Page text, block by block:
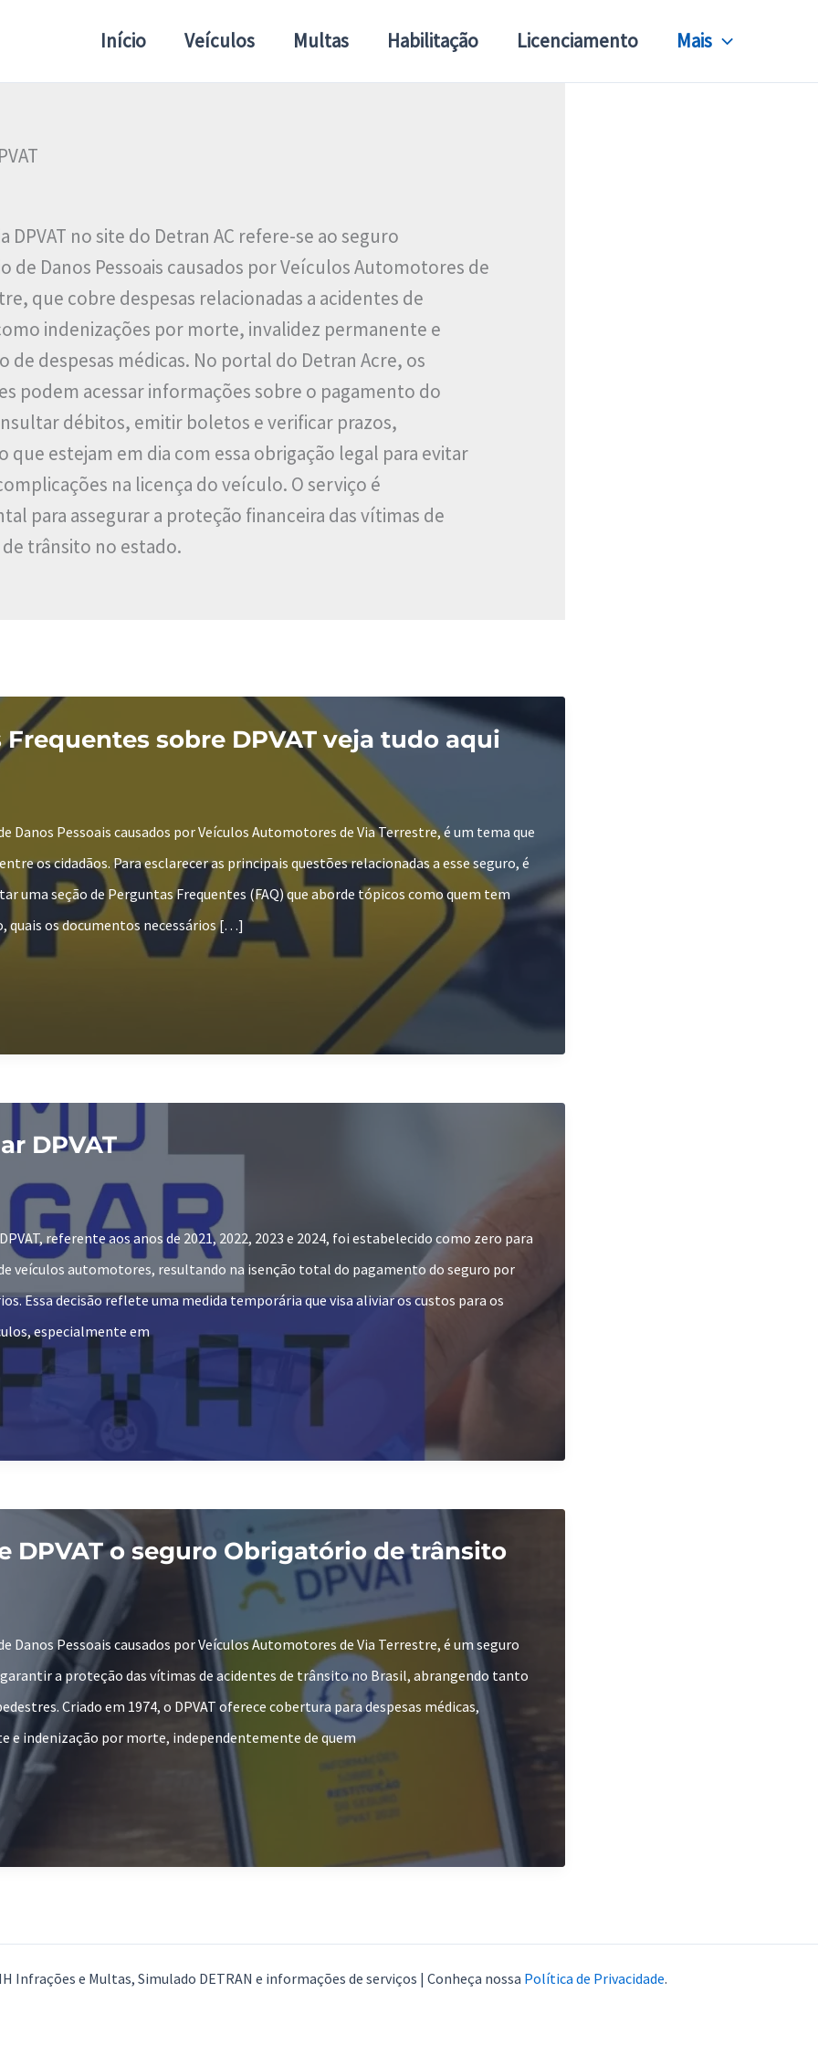
Início Veículos Multas Habilitação Licenciamento Mais
DPVAT no site do Detran AC refere-se ao seguro
de Danos Pessoais causados por Veículos Automotores de
que cobre despesas relacionadas a acidentes de
indenizações por morte, invalidez permanente e
de despesas médicas. No portal do Detran Acre, os
podem acessar informações sobre o pagamento do
débitos, emitir boletos e verificar prazos,
que estejam em dia com essa obrigação legal para evitar
na licença do veículo. O serviço é
para assegurar a proteção financeira das vítimas de
trânsito no estado.
sobre DPVAT veja tudo aqui
Danos Pessoais causados por Veículos Automotores de Via Terrestre, é um tema que
os cidadãos. Para esclarecer as principais questões relacionadas a esse seguro, é
uma seção de Perguntas Frequentes (FAQ) que aborde tópicos como quem tem
quais os documentos necessários […]
DPVAT
referente aos anos de 2021, 2022, 2023 e 2024, foi estabelecido como zero para
veículos automotores, resultando na isenção total do pagamento do seguro por
Essa decisão reflete uma medida temporária que visa aliviar os custos para os
especialmente em
DPVAT o seguro Obrigatório de trânsito
Danos Pessoais causados por Veículos Automotores de Via Terrestre, é um seguro
a proteção das vítimas de acidentes de trânsito no Brasil, abrangendo tanto
Criado em 1974, o DPVAT oferece cobertura para despesas médicas,
e indenização por morte, independentemente de quem
Infrações e Multas, Simulado DETRAN e informações de serviços | Conheça nossa Política de Privacidade.